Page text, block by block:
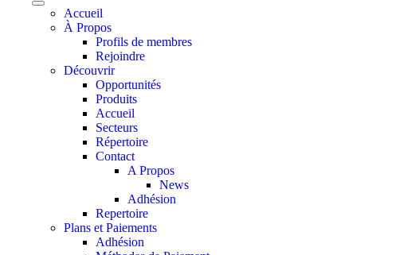
Accueil
À Propos
Profils de membres
Rejoindre
Découvrir
Opportunités
Produits
Accueil
Secteurs
Répertoire
Contact
A Propos
News
Adhésion
Repertoire
Plans et Paiements
Adhésion